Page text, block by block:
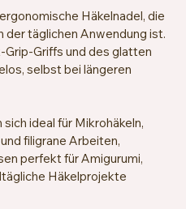
Häkelnadel, die
der täglichen Anwendung ist.
Grip-Griffs und des glatten
selbst bei längeren
ideal für Mikrohäkeln,
filigrane Arbeiten,
perfekt für Amigurumi,
Häkelprojekte